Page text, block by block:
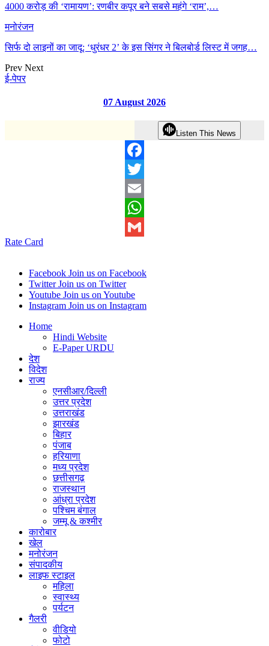
4000 करोड़ की ‘रामायण’: रणबीर कपूर बने सबसे महंगे ‘राम’,…
मनोरंजन
सिर्फ दो लाइनों का जादू: ‘धुरंधर 2’ के इस सिंगर ने बिलबोर्ड लिस्ट में जगह…
Prev Next
ई-पेपर
07 August 2026
Listen This News
Facebook
Twitter
Email
WhatsApp
Rate Card
Facebook Join us on Facebook
Twitter Join us on Twitter
Youtube Join us on Youtube
Instagram Join us on Instagram
Home
Hindi Website
E-Paper URDU
देश
विदेश
राज्य
एनसीआर/दिल्ली
उत्तर प्रदेश
उत्तराखंड
झारखंड
बिहार
पंजाब
हरियाणा
मध्य प्रदेश
छत्तीसगढ़
राजस्थान
आंध्रा प्रदेश
पश्चिम बंगाल
जम्मू & कश्मीर
कारोबार
खेल
मनोरंजन
संपादकीय
लाइफ स्टाइल
महिला
स्वास्थ्य
पर्यटन
गैलरी
वीडियो
फोटो